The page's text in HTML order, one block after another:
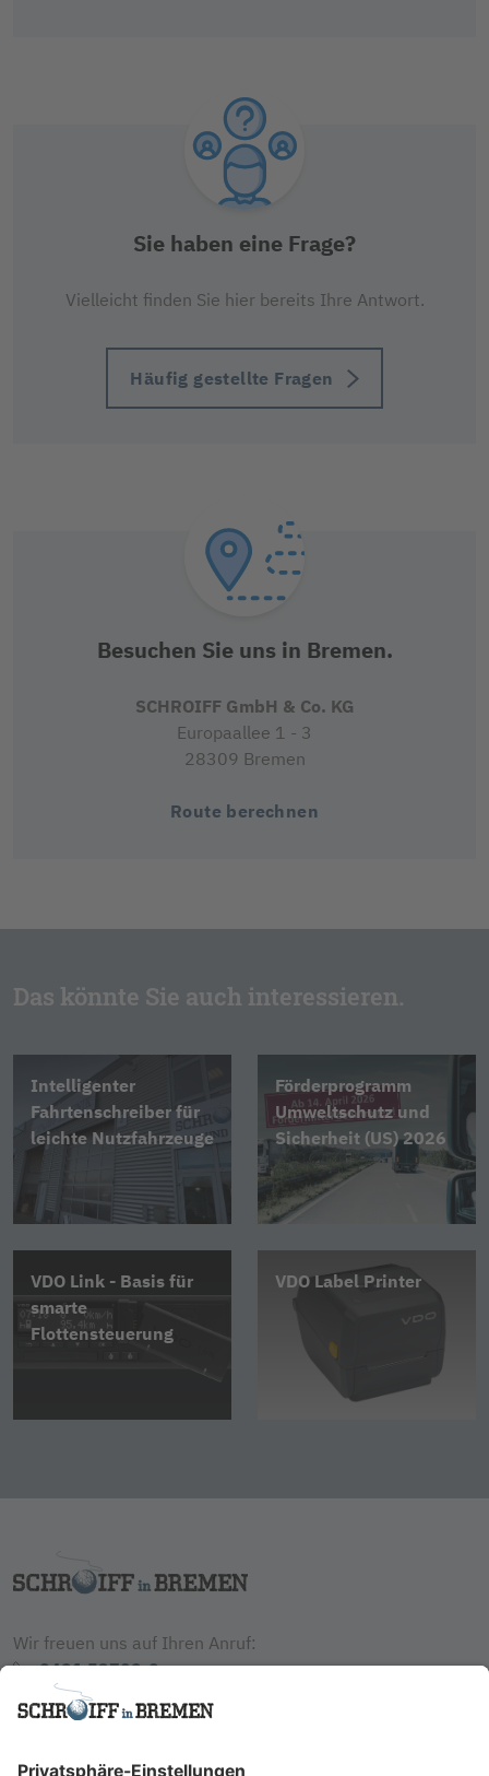
Sie haben eine Frage?
Vielleicht finden Sie hier bereits Ihre Antwort.
Häufig gestellte Fragen
Besuchen Sie uns in Bremen.
SCHROIFF GmbH & Co. KG
Europaallee 1 - 3
28309 Bremen
Route berechnen
Das könnte Sie auch interessieren.
Intelligenter
Fahrtenschreiber für
leichte Nutzfahrzeuge
Förderprogramm
Umweltschutz und
Sicherheit (US) 2026
VDO Link - Basis für
smarte
Flottensteuerung
VDO Label Printer
Wir freuen uns auf Ihren Anruf:
0421 53709-0
Schreiben Sie uns jederzeit: